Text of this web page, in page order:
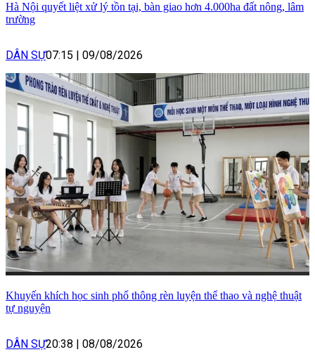
Hà Nội quyết liệt xử lý tồn tại, bàn giao hơn 4.000ha đất nông, lâm
trường
DÂN SỰ07:15 09/08/2026
Khuyến khích học sinh phổ thông rèn luyện thể thao và nghệ thuật
tự nguyện
DÂN SỰ20:38 08/08/2026